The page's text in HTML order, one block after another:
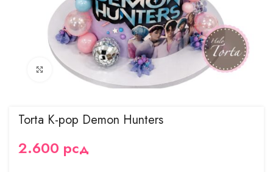
Kliknite za uvećanje
Torta K-pop Demon Hunters
2.600 рсд